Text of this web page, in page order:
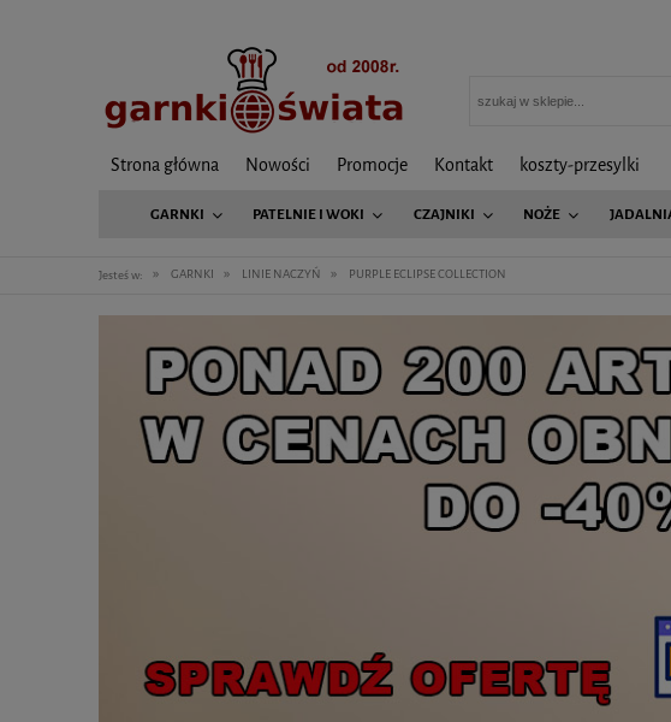
Strona główna Nowości Promocje Kontakt koszty-przesylki
GARNKI PATELNIE I WOKI CZAJNIKI NOŻE
Jesteś w: » GARNKI » LINIE NACZYŃ » PURPLE ECLIPSE COLLECTION